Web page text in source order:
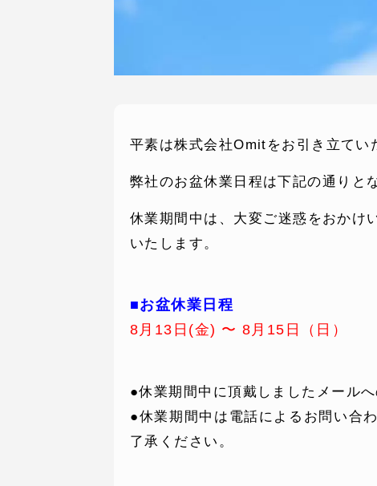
SERVICE
事業内容
平素は株式会社Omitをお引き立てい
弊社のお盆休業日程は下記の通りと
休業期間中は、大変ご迷惑をおかけ
いたします。
■お盆休業日程
8月13日(金) 〜 8月15日（日）
●休業期間中に頂戴しましたメール
●休業期間中は電話によるお問い合
了承ください。